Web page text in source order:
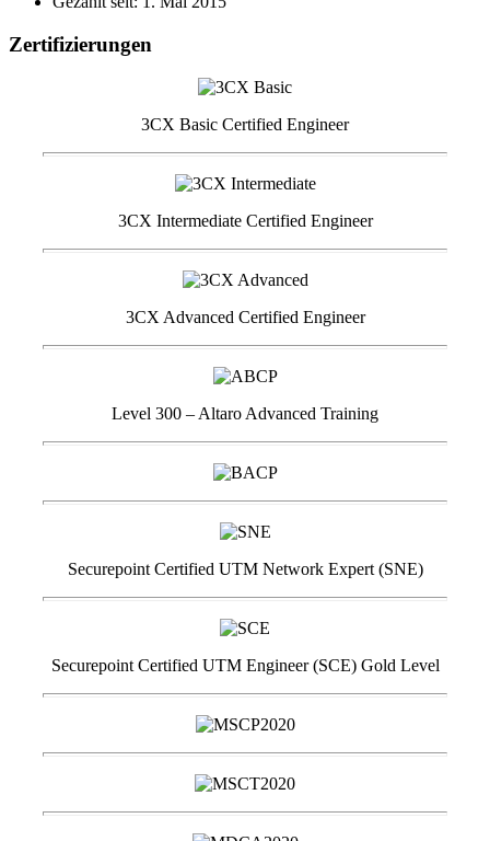
Zertifizierungen
3CX Basic Certified Engineer
3CX Intermediate Certified Engineer
3CX Advanced Certified Engineer
Level 300 – Altaro Advanced Training
Securepoint Certified UTM Network Expert (SNE)
Securepoint Certified UTM Engineer (SCE) Gold Level